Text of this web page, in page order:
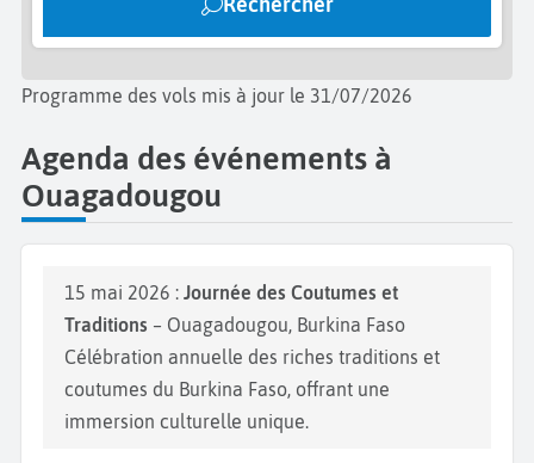
lutte pour l'indépendance et un lieu de mémoire
important pour les habitants.
Programme des vols mis à jour le 31/07/2026
Agenda des événements à
Ouagadougou
15 mai 2026 : Journée des Coutumes et
Traditions – Ouagadougou, Burkina Faso
Célébration annuelle des riches traditions et
coutumes du Burkina Faso, offrant une
immersion culturelle unique.